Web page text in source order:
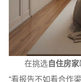
在挑选自住房家
“看报告不如看合作